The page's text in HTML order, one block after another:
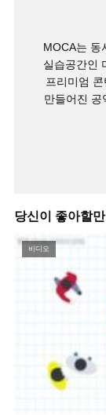
MOCA는 동
실습공간인
프리미엄
만들어진
당신이 좋아할
비디오